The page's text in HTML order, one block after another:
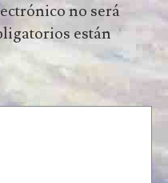
no será
están